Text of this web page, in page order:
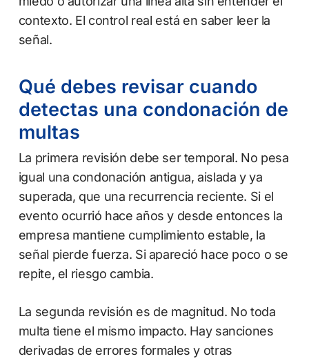
contexto. El control real está en saber leer la
señal.
Qué debes revisar cuando
detectas una condonación de
multas
La primera revisión debe ser temporal. No pesa
igual una condonación antigua, aislada y ya
superada, que una recurrencia reciente. Si el
evento ocurrió hace años y desde entonces la
empresa mantiene cumplimiento estable, la
señal pierde fuerza. Si apareció hace poco o se
repite, el riesgo cambia.
La segunda revisión es de magnitud. No toda
multa tiene el mismo impacto. Hay sanciones
derivadas de errores formales y otras